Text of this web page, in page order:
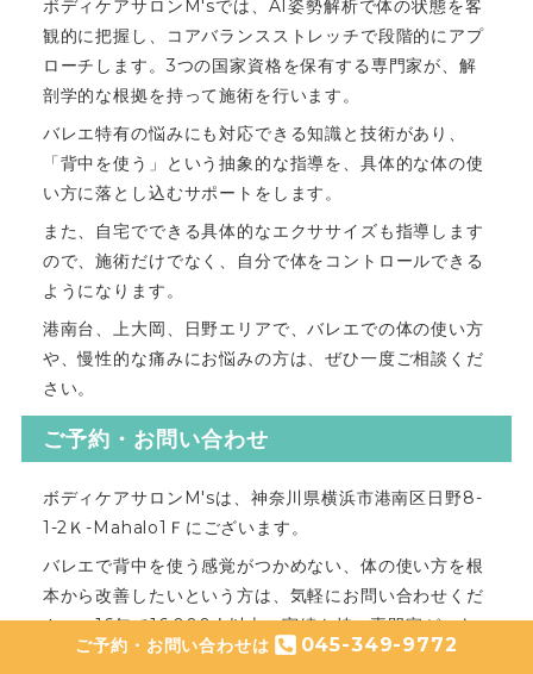
ボディケアサロンM'sでは、AI姿勢解析で体の状態を客
観的に把握し、コアバランスストレッチで段階的にアプ
ローチします。3つの国家資格を保有する専門家が、解
剖学的な根拠を持って施術を行います。
バレエ特有の悩みにも対応できる知識と技術があり、
「背中を使う」という抽象的な指導を、具体的な体の使
い方に落とし込むサポートをします。
また、自宅でできる具体的なエクササイズも指導します
ので、施術だけでなく、自分で体をコントロールできる
ようになります。
港南台、上大岡、日野エリアで、バレエでの体の使い方
や、慢性的な痛みにお悩みの方は、ぜひ一度ご相談くだ
さい。
ご予約・お問い合わせ
ボディケアサロンM'sは、神奈川県横浜市港南区日野8-
1-2Ｋ-Mahalo1Ｆにございます。
バレエで背中を使う感覚がつかめない、体の使い方を根
本から改善したいという方は、気軽にお問い合わせくだ
さい。16年で16,000人以上の実績を持つ専門家が、あ
なたの体の悩みに寄り添います。
ご予約・お問い合わせは 045-349-9772